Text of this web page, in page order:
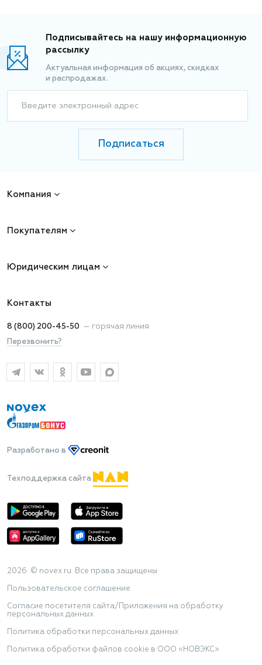
Подписывайтесь на нашу информационную
рассылку
Актуальная информация об акциях, скидках
и распродажах.
Введите электронный адрес
Подписаться
Компания
Покупателям
Юридическим лицам
Контакты
8 (800) 200-45-50 — горячая линия
Перезвонить?
Разработано в
Техподдержка сайта
2026 © novex.ru. Все права защищены
Пользовательское соглашение
Согласие посетителя сайта/Приложения на обработку
персональных данных
Политика обработки персональных данных
Политика обработки файлов cookie в ООО «НОВЭКС»